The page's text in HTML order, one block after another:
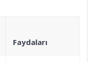
Faydaları